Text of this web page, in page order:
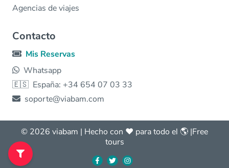
Agencias de viajes
Contacto
Mis Reservas
Whatsapp
🇪🇸 España: +34 654 07 03 33
soporte@viabam.com
© 2026 viabam | Hecho con ❤️ para todo el 🌎 |Free
tours